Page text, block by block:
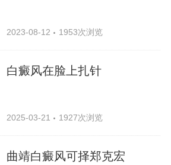
2023-08-12 1953次浏览
白癜风在脸上扎针
2025-03-21 1927次浏览
曲靖白癜风可择郑克宏